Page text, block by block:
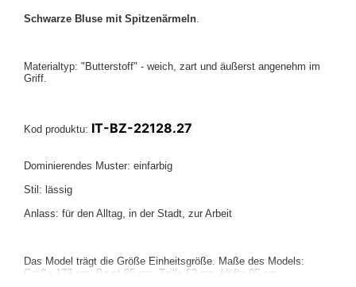
Schwarze Bluse mit Spitzenärmeln.
Materialtyp: "Butterstoff" - weich, zart und äußerst angenehm im
Griff.
Kod produktu: IT-BZ-22128.27
Dominierendes Muster: einfarbig
Stil: lässig
Anlass: für den Alltag, in der Stadt, zur Arbeit
Das Model trägt die Größe Einheitsgröße. Maße des Models:
Größe 173 cm, Brust 85 cm, Taille 62 cm, Hüfte 95 cm